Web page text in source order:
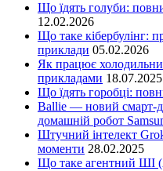
Що їдять голуби:
12.02.2026
Що таке кібербулінг:
приклади 05.02.2026
Як працює
прикладами 18.07.2025
Що їдять горобці:
Ballie — новий смарт-
домашній робот
Штучний інтелект
моменти 28.02.2025
Що таке агентний ШІ